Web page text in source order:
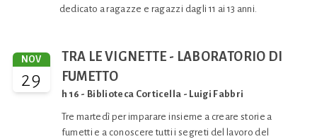
dedicato a ragazze e ragazzi dagli 11 ai 13 anni.
NOV
29
TRA LE VIGNETTE - LABORATORIO DI
FUMETTO
h 16 - Biblioteca Corticella - Luigi Fabbri
Tre martedì per imparare insieme a creare storie a
fumetti e a conoscere tutti i segreti del lavoro del